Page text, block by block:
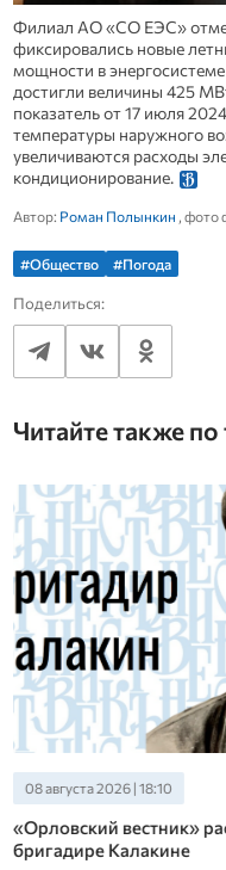
Филиал АО «СО ЕЭС»
фиксировались новые
мощности в
достигли величины 425
показатель от 17 июля
температуры наружного
увеличиваются расходы
кондиционирование.
Автор: Роман Полынкин , фото
#Общество #Погода
Поделиться:
Читайте также по
08 августа 2026 | 18:10
«Орловский вестник»
бригадире Калакине